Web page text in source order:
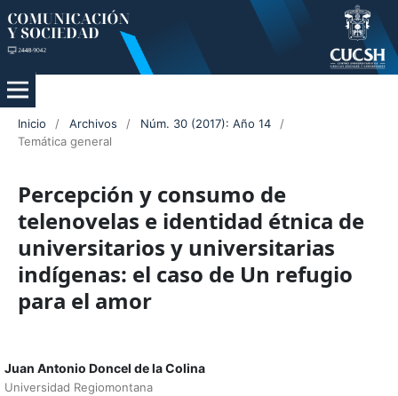
Inicio / Archivos / Núm. 30 (2017): Año 14
/
Temática general
Percepción y consumo de
telenovelas e identidad étnica de
universitarios y universitarias
indígenas: el caso de Un refugio
para el amor
Juan Antonio Doncel de la Colina
Universidad Regiomontana